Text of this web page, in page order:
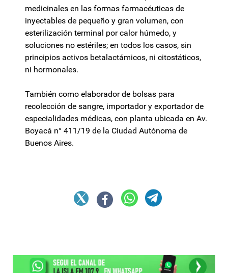
medicinales en las formas farmacéuticas de
inyectables de pequeño y gran volumen, con
esterilización terminal por calor húmedo, y
soluciones no estériles; en todos los casos, sin
principios activos betalactámicos, ni citostáticos,
ni hormonales.
También como elaborador de bolsas para
recolección de sangre, importador y exportador de
especialidades médicas, con planta ubicada en Av.
Boyacá n° 411/19 de la Ciudad Autónoma de
Buenos Aires.